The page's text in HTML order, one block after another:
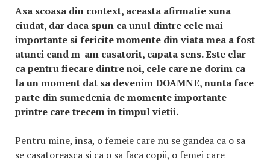
Asa scoasa din context, aceasta afirmatie suna
ciudat, dar daca spun ca unul dintre cele mai
importante si fericite momente din viata mea a fost
atunci cand m-am casatorit, capata sens. Este clar
ca pentru fiecare dintre noi, cele care ne dorim ca
la un moment dat sa devenim DOAMNE, nunta face
parte din sumedenia de momente importante
printre care trecem in timpul vietii.
Pentru mine, insa, o femeie care nu se gandea ca o sa
se casatoreasca si ca o sa faca copii, o femei care